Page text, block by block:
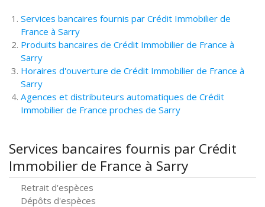
Services bancaires fournis par Crédit Immobilier de
France à Sarry
Produits bancaires de Crédit Immobilier de France à
Sarry
Horaires d'ouverture de Crédit Immobilier de France à
Sarry
Agences et distributeurs automatiques de Crédit
Immobilier de France proches de Sarry
Services bancaires fournis par Crédit
Immobilier de France à Sarry
Retrait d'espèces
Dépôts d'espèces